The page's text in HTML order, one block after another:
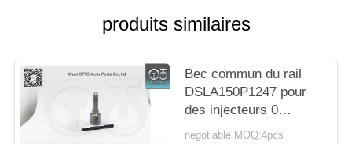
PLAN
DU
SITE
produits similaires
Bec commun du rail
DSLA150P1247 pour
des injecteurs 0
414720213
negotiable MOQ:4pcs